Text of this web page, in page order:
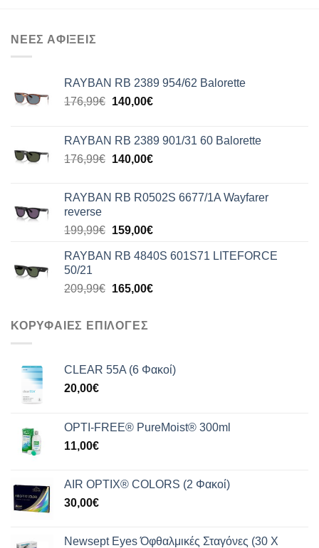
ΝΕΕΣ ΑΦΙΞΕΙΣ
RAYBAN RB 2389 954/62 Balorette
176,99€ Original
176,99€.
140,00€Η
είναι:
140,00€.
RAYBAN RB 2389 901/31 60 Balorette
176,99€ Original
176,99€.
140,00€Η
είναι:
RAYBAN RB R0502S 6677/1A Wayfarer
reverse
199,99€ Original
was:
159,00€Η
τιμή
159,00€.
RAYBAN RB 4840S 601S71 LITEFORCE
50/21
209,99€ Original
209,99€.
165,00€Η
ΚΟΡΥΦΑΙΕΣ ΕΠΙΛΟΓΕΣ
CLEAR 55A (6 Φακοί)
20,00€
OPTI-FREE® PureMoist® 300ml
11,00€
AIR OPTIX® COLORS (2 Φακοί)
30,00€
Newsept Eyes Όφθαλμικές Σταγόνες (30 Χ